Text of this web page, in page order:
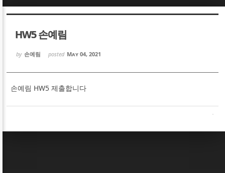
HW5 손예림
by 손예림 posted May 04, 2021
손예림 HW5 제출합니다
Sketchbook5, 스케치북5
Sketchbook5, 스케치북5
Sketchbook5, 스케치북5
Sketchbook5, 스케치북5